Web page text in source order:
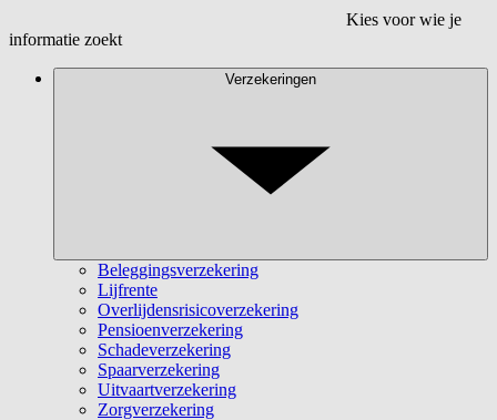
Kies voor wie je
informatie zoekt
Verzekeringen
Beleggingsverzekering
Lijfrente
Overlijdensrisicoverzekering
Pensioenverzekering
Schadeverzekering
Spaarverzekering
Uitvaartverzekering
Zorgverzekering